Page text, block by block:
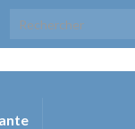
Search for: